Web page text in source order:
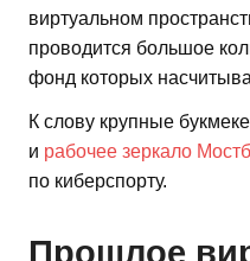
виртуальном
проводится большое
фонд которых
К слову крупные
и рабочее зеркало
по киберспорту.
Прошлое